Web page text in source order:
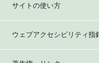
サイトの使い方
ウェブアクセシビリティ指